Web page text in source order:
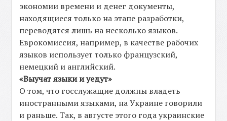
экономии времени и денег документы,
находящиеся только на этапе разработки,
переводятся лишь на несколько языков.
Еврокомиссия, например, в качестве рабочих
языков использует только французский,
немецкий и английский.
«Выучат языки и уедут»
О том, что госслужащие должны владеть
иностранными языками, на Украине говорили
и раньше. Так, в августе этого года украинские